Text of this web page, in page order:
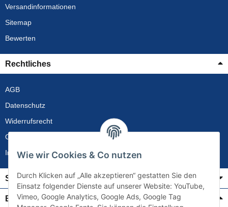
Versandinformationen
Sitemap
Bewerten
Rechtliches
AGB
Datenschutz
Widerrufsrecht
Gewährleistung
Impressum
Service
Bezahlung & Versand
Wie wir Cookies & Co nutzen
Durch Klicken auf „Alle akzeptieren“ gestatten Sie den
Einsatz folgender Dienste auf unserer Website: YouTube,
Vimeo, Google Analytics, Google Ads, Google Tag